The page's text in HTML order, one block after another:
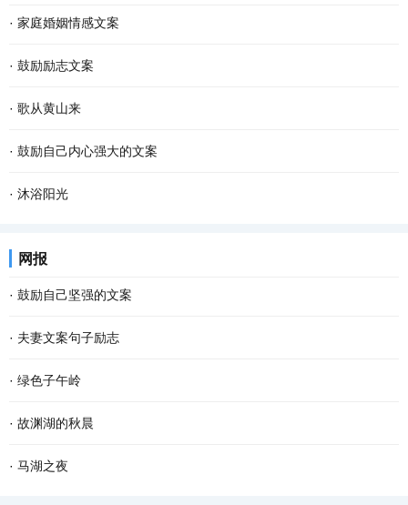
· 家庭婚姻情感文案
· 鼓励励志文案
· 歌从黄山来
· 鼓励自己内心强大的文案
· 沐浴阳光
网报
· 鼓励自己坚强的文案
· 夫妻文案句子励志
· 绿色子午岭
· 故渊湖的秋晨
· 马湖之夜